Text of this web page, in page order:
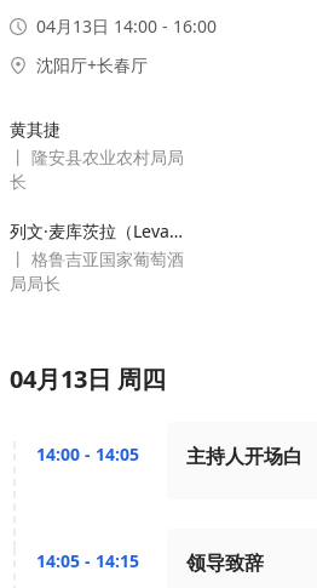
04月13日 14:00 - 16:00
沈阳厅+长春厅
黄其捷
丨 隆安县农业农村局局
长
列文·麦库茨拉（Levan Mekhuzla）
丨 格鲁吉亚国家葡萄酒
局局长
04月13日 周四
14:00 - 14:05 主持人开场白
14:05 - 14:15 领导致辞